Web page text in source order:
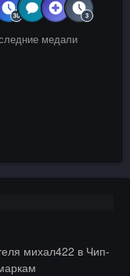
медали
михал422 в Чип-